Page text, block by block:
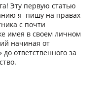
Эту первую статью
я пишу на правах
с почти
имея в своем личном
начиная от
ответственного за